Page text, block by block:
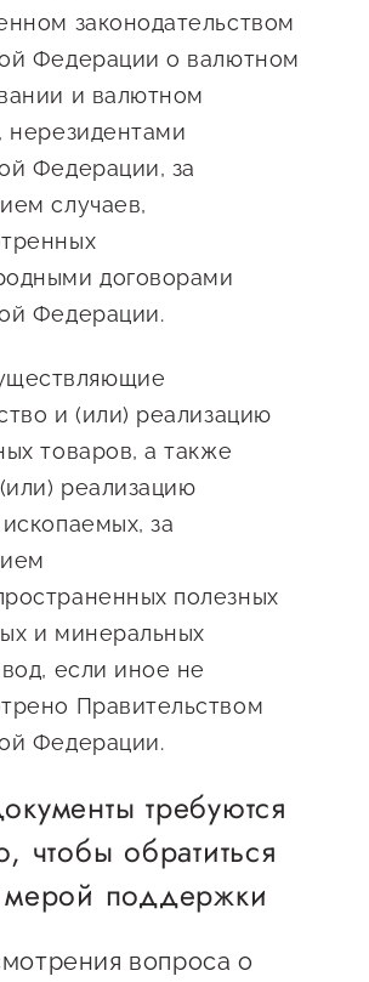
законодательством
Федерации о валютном
и валютном
нерезидентами
Федерации, за
случаев,
договорами
Федерации.
и (или) реализацию
товаров, а также
реализацию
за
полезных
и минеральных
если иное не
Правительством
Федерации.
требуются
чтобы обратиться
мерой поддержки
вопроса о